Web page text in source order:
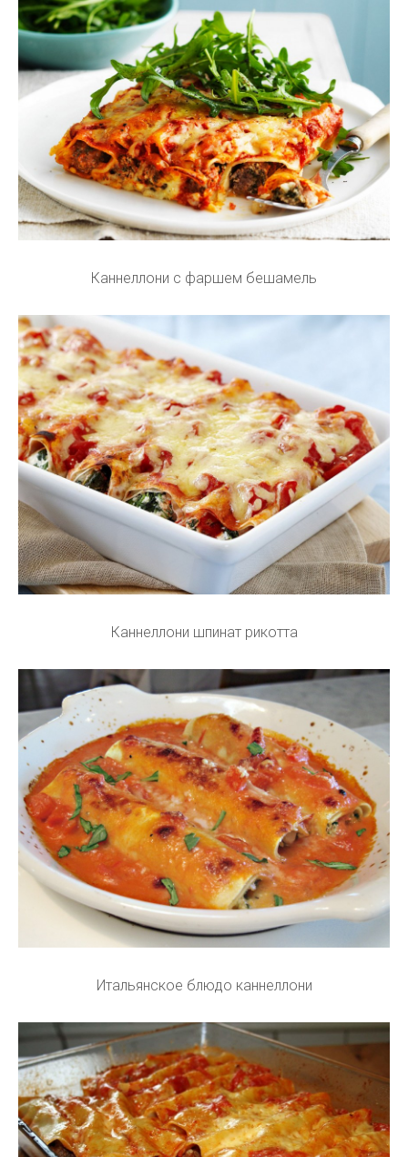
Каннеллони с фаршем бешамель
Каннеллони шпинат рикотта
Итальянское блюдо каннеллони